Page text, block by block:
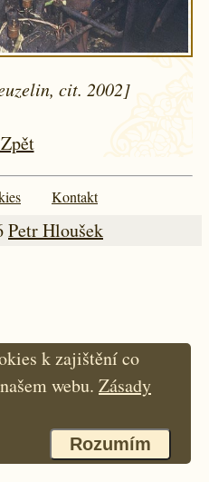
cit. 2002]
Kontakt
Petr Hloušek
k zajištění co
webu. Zásady
Rozumím